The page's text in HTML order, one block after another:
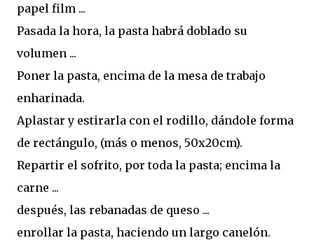
papel film ...
Pasada la hora, la pasta habrá doblado su
volumen ...
Poner la pasta, encima de la mesa de trabajo
enharinada.
Aplastar y estirarla con el rodillo, dándole forma
de rectángulo, (más o menos, 50x20cm).
Repartir el sofrito, por toda la pasta; encima la
carne ...
después, las rebanadas de queso ...
enrollar la pasta, haciendo un largo canelón.